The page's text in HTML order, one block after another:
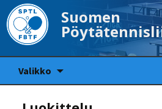
Suomen
Valikko